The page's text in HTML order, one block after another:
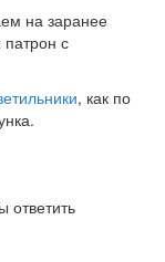
на заранее
патрон с
, как по
ответить